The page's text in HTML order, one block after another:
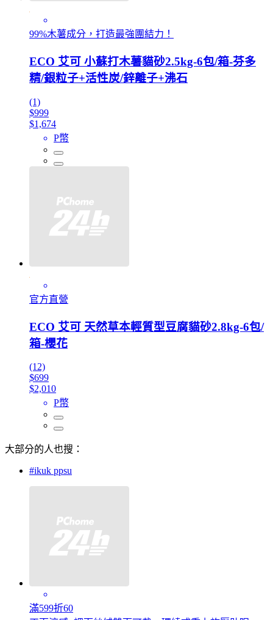
99%木薯成分，打造最強團結力！
ECO 艾可 小蘇打木薯貓砂2.5kg-6包/箱-芬多
精/銀粒子+活性炭/鋅離子+沸石
(1)
$999
$1,674
P幣
官方直營
ECO 艾可 天然草本輕質型豆腐貓砂2.8kg-6包/
箱-櫻花
(12)
$699
$2,010
P幣
大部分的人也搜：
#ikuk ppsu
滿599折60